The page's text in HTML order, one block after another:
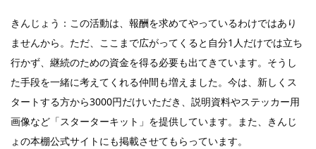
きんじょう：この活動は、報酬を求めてやっているわけではあり
ませんから。ただ、ここまで広がってくると自分1人だけでは立ち
行かず、継続のための資金を得る必要も出てきています。そうし
た手段を一緒に考えてくれる仲間も増えました。今は、新しくス
タートする方から3000円だけいただき、説明資料やステッカー用
画像など「スターターキット」を提供しています。また、きんじ
ょの本棚公式サイトにも掲載させてもらっています。